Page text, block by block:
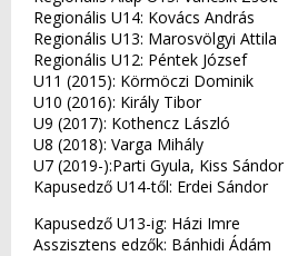
Regionális U14: Kovács András
Regionális U13: Marosvölgyi Attila
Regionális U12: Péntek József
U11 (2015): Körmöczi Dominik
U10 (2016): Király Tibor
U9 (2017): Kothencz László
U8 (2018): Varga Mihály
U7 (2019-):Parti Gyula, Kiss Sándor
Kapusedző U14-től: Erdei Sándor
Kapusedző U13-ig: Házi Imre
Asszisztens edzők: Bánhidi Ádám